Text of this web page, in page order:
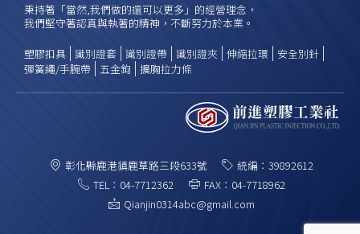
秉持著「當然,我們做的還可以更多」的經營理念，
我們堅守著認真與執著的精神，不斷努力於本業。
塑膠扣具 識別證套 識別證帶 識別證夾 伸縮拉環
安全別針
彈簧繩/手腕帶
五金鉤 擴胸拉力條
彰化縣鹿港鎮鹿草路三段633號
統編：39892612
TEL：04-7712362
FAX：04-7718962
Qianjin0314abc@gmail.com